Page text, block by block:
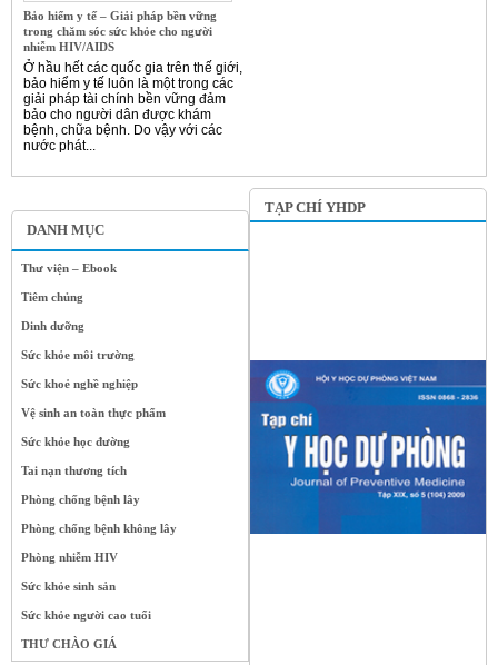
DANH MỤC
Thư viện – Ebook
Tiêm chủng
Dinh dưỡng
Sức khỏe môi trường
Sức khoẻ nghề nghiệp
Vệ sinh an toàn thực phẩm
Sức khỏe học đường
Tai nạn thương tích
Phòng chống bệnh lây
Phòng chống bệnh không lây
Phòng nhiễm HIV
Sức khỏe sinh sản
Sức khỏe người cao tuổi
THƯ CHÀO GIÁ
Bảo hiểm y tế – Giải pháp bền vững
trong chăm sóc sức khỏe cho người
nhiễm HIV/AIDS
Ở hầu hết các quốc gia trên thế giới,
bảo hiểm y tế luôn là một trong các
giải pháp tài chính bền vững đảm
bảo cho người dân được khám
bệnh, chữa bệnh. Do vậy với các
nước phát...
TẠP CHÍ YHDP